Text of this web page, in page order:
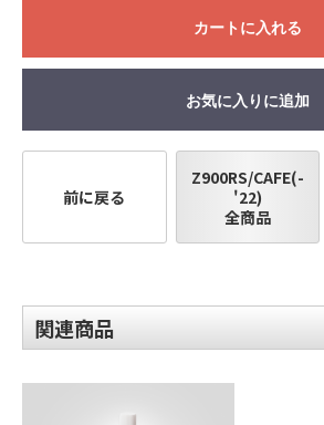
カートに入れる
お気に入りに追加
前に戻る
Z900RS/CAFE(-
'22)
全商品
●国内で開催される全ての競技に
ではございません。
レースでの使用に際しては、
る競技規則を確認の上、お客
●取り付けについては専門の資格
を有した整備士が、指定のサ
ル、指定の基準に基づいた取り
く、商品の返品、クレーム等
んので、あらかじめご了承くだ
無く変更となる場合があります
関連商品